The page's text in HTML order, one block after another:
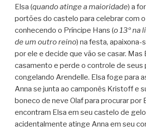
Elsa (quando atinge a maioridade) a
portões do castelo para celebrar com
conhecendo o Príncipe Hans (o 13º na
de um outro reino) na festa,
por ele e decide que vão se casar. Mas
casamento e perde o controle de seus
congelando Arendelle. Elsa foge para
Anna se junta ao camponês Kristoff e
boneco de neve Olaf para procurar por
encontram Elsa em seu castelo de
acidentalmente atinge Anna em seu